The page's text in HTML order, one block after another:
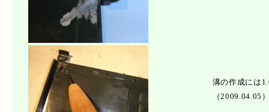
溝の作成には
（2009.04.05